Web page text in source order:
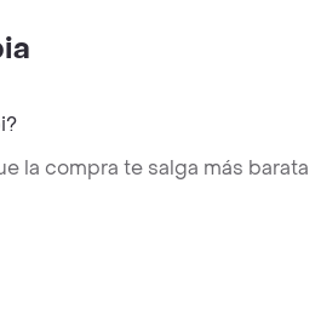
la compra te salga más barata